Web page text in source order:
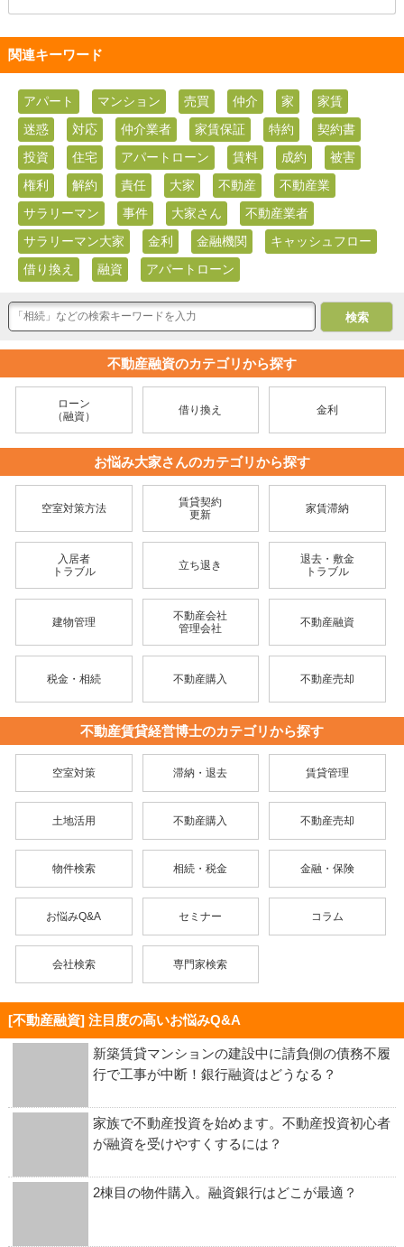
関連キーワード
アパート マンション 売買 仲介 家
家賃
迷惑
対応 仲介業者 家賃保証 特約
契約書
投資
住宅 アパートローン 賃料 成約
被害
権利
解約 責任 大家 不動産
不動産業
サラリーマン
事件 大家さん
不動産業者
サラリーマン大家
金利 金融機関
キャッシュフロー
借り換え
融資 アパートローン
不動産融資のカテゴリから探す
ローン
（融資）
借り換え 金利
お悩み大家さんのカテゴリから探す
空室対策方法
賃貸契約
更新
家賃滞納
入居者
トラブル
立ち退き
退去・敷金
トラブル
建物管理
不動産会社
管理会社
不動産融資
税金・相続 不動産購入 不動産売却
不動産賃貸経営博士のカテゴリから探す
空室対策 滞納・退去 賃貸管理
土地活用 不動産購入 不動産売却
物件検索 相続・税金 金融・保険
お悩みQ&A セミナー コラム
会社検索 専門家検索
[不動産融資] 注目度の高いお悩みQ&A
新築賃貸マンションの建設中に請負側の債務不履
行で工事が中断！銀行融資はどうなる？
家族で不動産投資を始めます。不動産投資初心者
が融資を受けやすくするには？
2棟目の物件購入。融資銀行はどこが最適？